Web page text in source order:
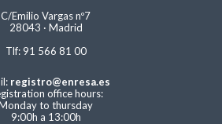
C/Emilio Vargas nº7
28043 · Madrid
Tlf: 91 566 81 00
registro@enresa.es
office hours:
to thursday
9:00h a 13:00h